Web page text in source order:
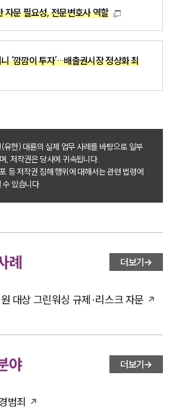
주요 업무사례
기업 인사이트
사례분석/최신동향
법률정보
법률지식인
고객후기
언론보도
공지사항
법률 블로그
법률서식
스레터/브로슈어
세미나
륜법률상담예약
대륜법률상담예약
자문 필요성, 전문변호사 역할
‘깜깜이 투자’…배출권시장 정상화 최
유한) 대륜의 실제 업무 사례를 바탕으로 일부
, 저작권은 당사에 귀속됩니다.
등 저작권 침해 행위에 대해서는 관련 법령에
있습니다.
례 더보기
대상 그린워싱 규제·리스크 자문
야 더보기
범죄